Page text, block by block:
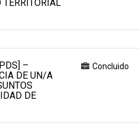
–
DE UN/A
DE
Concluido